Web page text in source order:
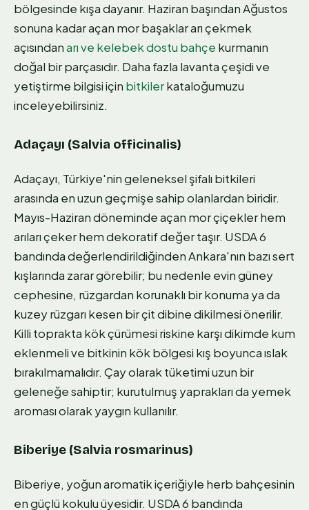
bölgesinde kışa dayanır. Haziran başından Ağustos
sonuna kadar açan mor başaklar arı çekmek
açısındanarı ve kelebek dostu bahçe kurmanın
doğal bir parçasıdır. Daha fazla lavanta çeşidi ve
yetiştirme bilgisi için bitkilerkataloğumuzu
inceleyebilirsiniz.
Adaçayı (Salvia officinalis)
Adaçayı, Türkiye'nin geleneksel şifalı bitkileri
arasında en uzun geçmişe sahip olanlardan biridir.
Mayıs-Haziran döneminde açan mor çiçekler hem
arıları çeker hem dekoratif değer taşır. USDA 6
bandında değerlendirildiğinden Ankara'nın bazı sert
kışlarında zarar görebilir; bu nedenle evin güney
cephesine, rüzgardan korunaklı bir konuma ya da
kuzey rüzgarı kesen bir çit dibine dikilmesi önerilir.
Killi toprakta kök çürümesi riskine karşı dikimde kum
eklenmeli ve bitkinin kök bölgesi kış boyunca ıslak
bırakılmamalıdır. Çay olarak tüketimi uzun bir
geleneğe sahiptir; kurutulmuş yaprakları da yemek
aroması olarak yaygın kullanılır.
Biberiye (Salvia rosmarinus)
Biberiye, yoğun aromatik içeriğiyle herb bahçesinin
en güçlü kokulu üyesidir. USDA 6 bandında